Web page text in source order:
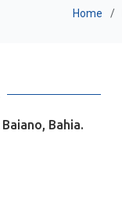
Home
Bahia.